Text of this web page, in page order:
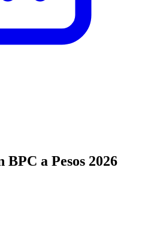
a Pesos 2026